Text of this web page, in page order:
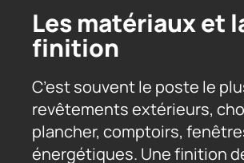
Les matériaux et
finition
C’est souvent le poste le
revêtements extérieurs,
plancher, comptoirs,
énergétiques. Une finition